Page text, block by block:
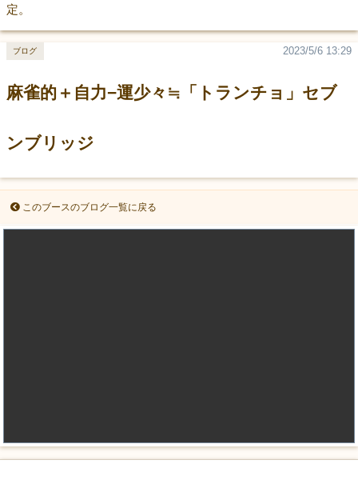
定。
麻雀的＋自力−運少々≒「トランチョ」セブ
ンブリッジ
2023/5/6 13:29
ブログ
このブースのブログ一覧に戻る